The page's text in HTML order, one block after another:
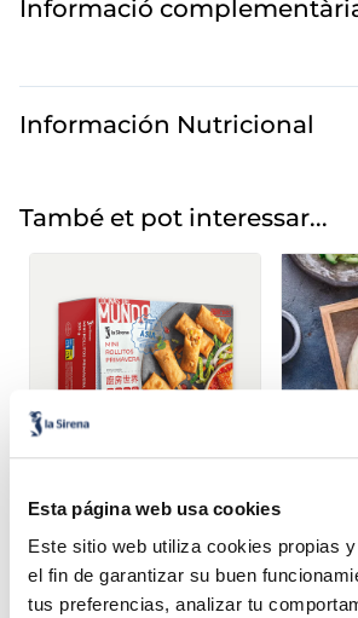
Esta página web usa cookies
Este sitio web utiliza cookies propias
el fin de garantizar su buen
tus preferencias, analizar tu
Informació
Información Nutricional
També et pot interessar...
Mini rotlles primavera
3,49 € Caixa 300g
Añadir
2,99 €